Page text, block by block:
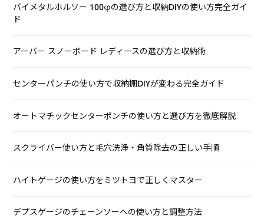
バイメタルホルソー 100φの選び方と収納DIYの使い方完全ガイ
ド
アーバー スノーボード レディースの選び方と収納術
センターパンチの使い方で収納棚DIYが変わる完全ガイド
オートマチックセンターポンチの使い方と選び方を徹底解説
スクライバー使い方と毛穴洗浄・角質除去の正しい手順
ハイトゲージの使い方をミツトヨで正しくマスター
デプスゲージのチェーンソーへの使い方と調整方法